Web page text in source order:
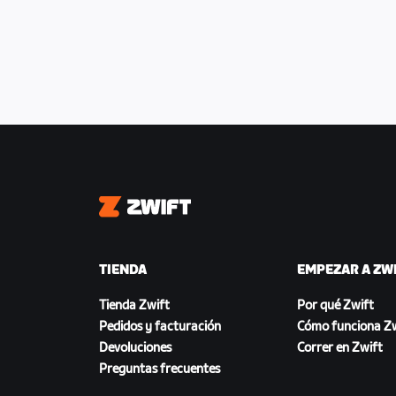
Zwift
TIENDA
Tienda Zwift
Pedidos y facturación
Devoluciones
Preguntas frecuentes
EMPEZAR A
Por qué Zwift
Cómo funciona
Correr en Zwift